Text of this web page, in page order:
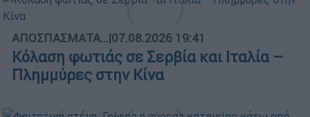
ΑΠΟΣΠΑΣΜΑΤΑ...|07.08.2026 19:41
Κόλαση φωτιάς σε Σερβία και Ιταλία –
Πλημμύρες στην Κίνα